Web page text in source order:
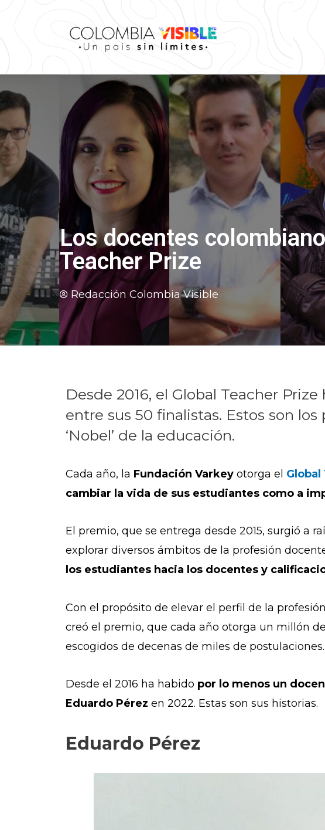
Los docentes
Teacher Prize
Redacción Colombia Visible
Desde 2016, el Global Teacher
entre sus 50 finalistas. Estos son
‘Nobel’ de la educación.
Cada año, la Fundación Varkey otorga el Global
cambiar la vida de sus estudiantes como a
El premio, que se entrega desde 2015, surgió a
explorar diversos ámbitos de la profesión
los estudiantes hacia los docentes y
Con el propósito de elevar el perfil de la
creó el premio, que cada año otorga un millón
escogidos de decenas de miles de postulaciones.
Desde el 2016 ha habido por lo menos un
Eduardo Pérez en 2022. Estas son sus historias.
Eduardo Pérez